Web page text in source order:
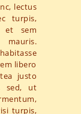
lectus
turpis,
et sem
libero
justo
sed, ut
turpis,